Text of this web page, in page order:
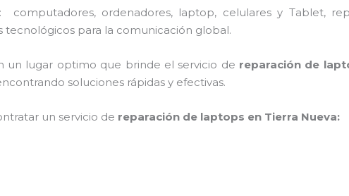
computadores, ordenadores, laptop, celulares y Tablet,
tecnológicos para la comunicación global.
un lugar optimo que brinde el servicio de reparación de
soluciones rápidas y efectivas.
un servicio de reparación de laptops en Tierra Nueva: